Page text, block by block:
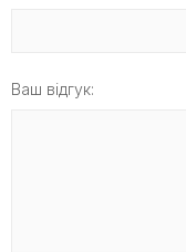
Ваш відгук: